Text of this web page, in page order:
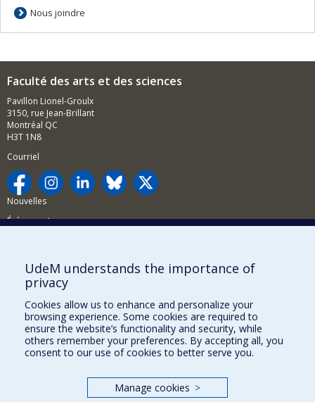
Nous joindre
Faculté des arts et des sciences
Pavillon Lionel-Groulx
3150, rue Jean-Brillant
Montréal QC
H3T 1N8
Courriel
Nouvelles
Événements
BESOIN D'AIDE?
Plan du site
Signaler une erreur
Accessibilité
FACULTÉ DES ARTS ET DES SCIENCES
Nos départements et écoles
UdeM understands the importance of
privacy
Cookies allow us to enhance and personalize your
browsing experience. Some cookies are required to
ensure the website’s functionality and security, while
others remember your preferences. By accepting all, you
consent to our use of cookies to better serve you.
Manage cookies >